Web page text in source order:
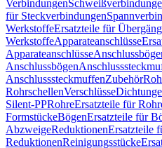
Verbindungen
für Steckverbindungen
WerkstoffeErsatzteile für
WerkstoffeApparateanschlüsse
Apparateanschlüsse
Anschlussbögen
AnschlusssteckmuffenZubehör
RohrschellenVerschlüsse
Silent-PPRohreErsatzteile für
FormstückeBögenErsatzteile für
AbzweigeReduktionenErsatzteile
ReduktionenReinigungsstücke